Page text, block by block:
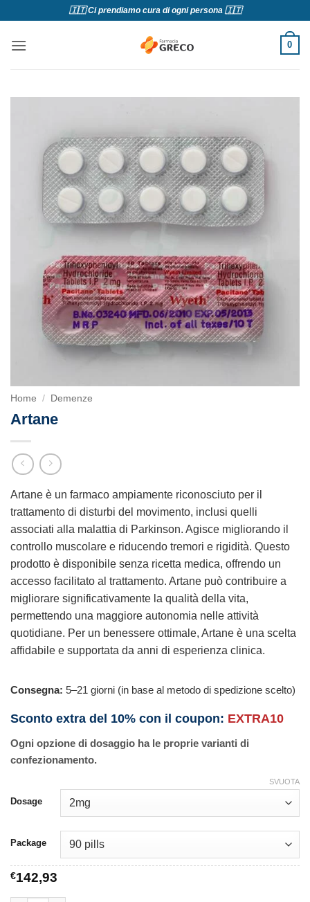
contenuti
🇮🇹 Ci prendiamo cura di ogni persona 🇮🇹
0
Home / Demenze
Artane
Artane è un farmaco ampiamente riconosciuto per il
trattamento di disturbi del movimento, inclusi quelli
associati alla malattia di Parkinson. Agisce migliorando il
controllo muscolare e riducendo tremori e rigidità. Questo
prodotto è disponibile senza ricetta medica, offrendo un
accesso facilitato al trattamento. Artane può contribuire a
migliorare significativamente la qualità della vita,
permettendo una maggiore autonomia nelle attività
quotidiane. Per un benessere ottimale, Artane è una scelta
affidabile e supportata da anni di esperienza clinica.
Consegna: 5–21 giorni (in base al metodo di spedizione scelto)
Sconto extra del 10% con il coupon: EXTRA10
Ogni opzione di dosaggio ha le proprie varianti di
confezionamento.
Dosage
Package
SVUOTA
€142,93